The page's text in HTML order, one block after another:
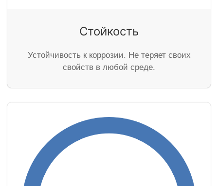
Стойкость
Устойчивость к коррозии. Не теряет своих
свойств в любой среде.